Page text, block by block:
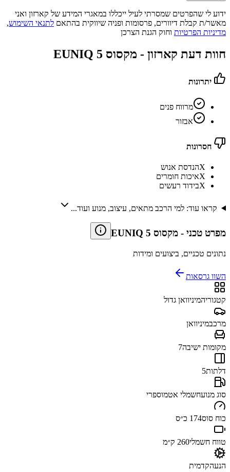
ידוע לי שהפרטים שמסרתי לעיל ייכללו במאגרי המידע של קארזון ואני
מאשר/ת קבלת דיוורים, פרסומות ופניה שיווקית בהתאם לתנאי השימוש,
מדיניות הפרטיות וחוק הגנת הצרכן
חוות דעת קארזון - מקסוס EUNIQ 5
יתרונות
מרווח פנים
אבזור
חסרונות
Xהנדסת אנוש
Xאיכות חומרים
Xבידוד רעשים
קראו עוד: למי הרכב מתאים, עיצוב, מנוע ועוד...
מפרט טכני - מקסוס EUNIQ 5
נתונים טכניים, ביצועים ומידות
השוו גרסאות
קטגוריהמיניוואן גדול
מרכבמיניוואן
מקומות ישיבה7
דלתות5
סוג מנועחשמלי אטמוספרי
כוח סוס174 כ״ס
טווח חשמלי260 ק״מ
הנעהקדמית